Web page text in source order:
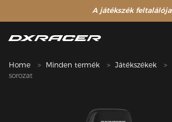
A játékszék feltalálója
Home Minden termék Játékszékek
sorozat